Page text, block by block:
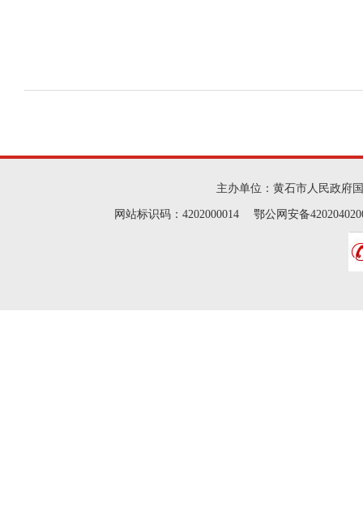
主办单位：黄石市人民政府
网站标识码：4202000014 鄂公网安备